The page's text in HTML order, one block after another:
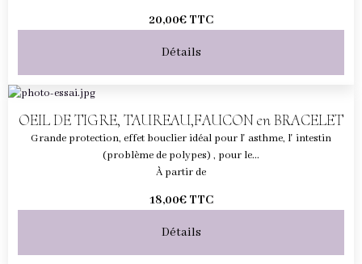
20,00€ TTC
Détails
OEIL DE TIGRE, TAUREAU,FAUCON en BRACELET
Grande protection, effet bouclier idéal pour l' asthme, l' intestin
(problème de polypes) , pour le...
À partir de
18,00€ TTC
Détails